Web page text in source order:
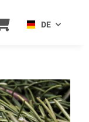
DE